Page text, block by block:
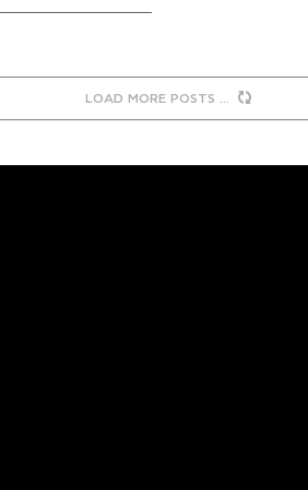
LOAD MORE POSTS